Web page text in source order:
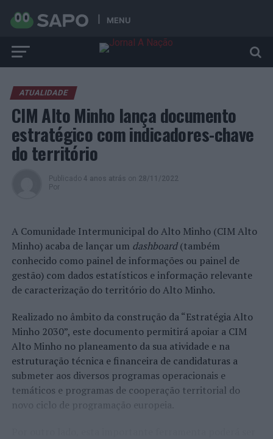
MENU
ATUALIDADE
CIM Alto Minho lança documento
estratégico com indicadores-chave
do território
Publicado 4 anos atrás on 28/11/2022
Por
A Comunidade Intermunicipal do Alto Minho (CIM Alto
Minho) acaba de lançar um dashboard(também
conhecido como painel de informações ou painel de
gestão) com dados estatísticos e informação relevante
de caracterização do território do Alto Minho.
Realizado no âmbito da construção da “Estratégia Alto
Minho 2030”, este documento permitirá apoiar a CIM
Alto Minho no planeamento da sua atividade e na
estruturação técnica e financeira de candidaturas a
submeter aos diversos programas operacionais e
temáticos e programas de cooperação territorial do
novo ciclo de programação europeia.